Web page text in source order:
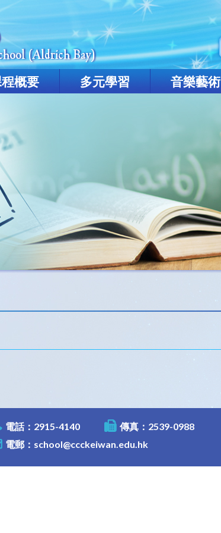
概要 多元學習 音樂藝術
電話：2915-4140
傳真：2539-0988
電郵： school@ccckeiwan.edu.hk